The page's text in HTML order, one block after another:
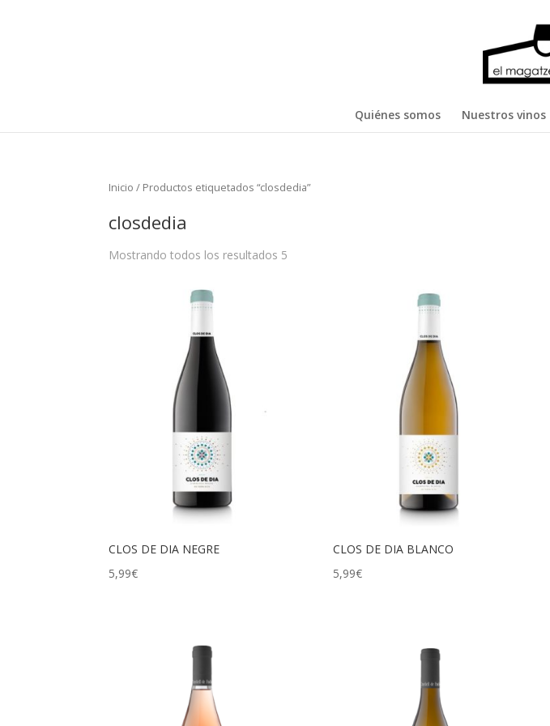
Quiénes somos Nuestros vinos
Inicio / Productos etiquetados “closdedia”
closdedia
Mostrando todos los resultados 5
CLOS DE DIA NEGRE
5,99€
CLOS DE DIA BLANCO
5,99€